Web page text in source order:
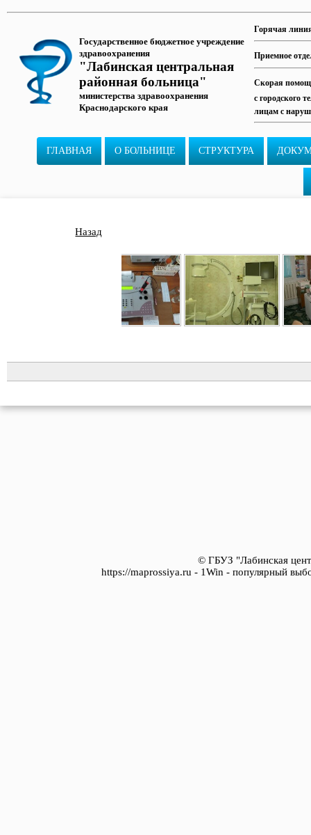
Государственное бюджетное учреждение
здравоохранения
"Лабинская центральная
районная больница"
министерства здравоохранения
Краснодарского края
Горячая
Приемное
Скорая
с городского
лицам с
ГЛАВНАЯ О БОЛЬНИЦЕ СТРУКТУРА
Назад
© ГБУЗ "Лабинская
https://maprossiya.ru - 1Win - популярный